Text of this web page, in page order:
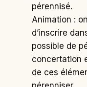
pérennisé.
Animation :
d’inscrire
possible de
concertation
de ces